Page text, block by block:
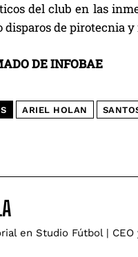
del club en las
disparos de pirotecnia
DE INFOBAE
ARIEL HOLAN
en Studio Fútbol |